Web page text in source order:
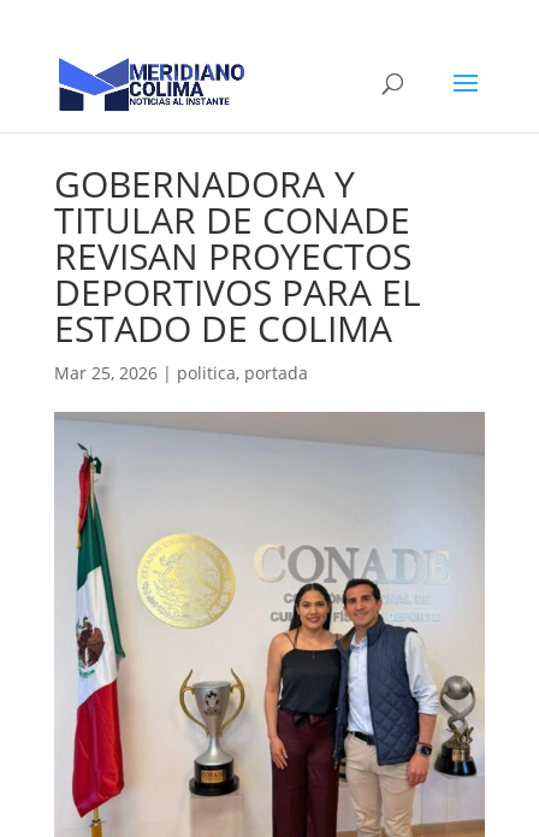
GOBERNADORA Y
TITULAR DE CONADE
REVISAN PROYECTOS
DEPORTIVOS PARA EL
ESTADO DE COLIMA
Mar 25, 2026| politica, portada